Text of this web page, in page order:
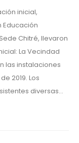
inicial,
Educación
Chitré, llevaron
La Vecindad
las instalaciones
2019. Los
diversas...